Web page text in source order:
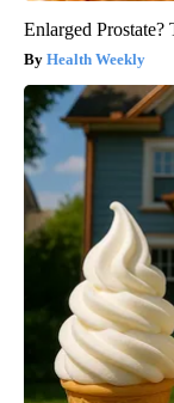
Enlarged
Health Weekly